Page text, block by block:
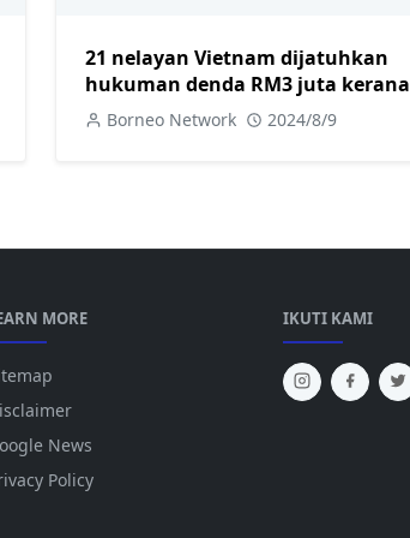
21 nelayan Vietnam dijatuhkan
hukuman denda RM3 juta kerana
ceroboh perairan negara
Borneo Network 2024/8/9
MORE
News
Policy
IKUTI KAMI